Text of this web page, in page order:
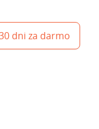
dni za darmo